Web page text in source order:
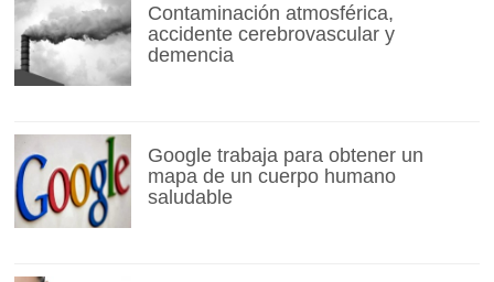
Contaminación atmosférica,
accidente cerebrovascular y
demencia
Google trabaja para obtener un
mapa de un cuerpo humano
saludable